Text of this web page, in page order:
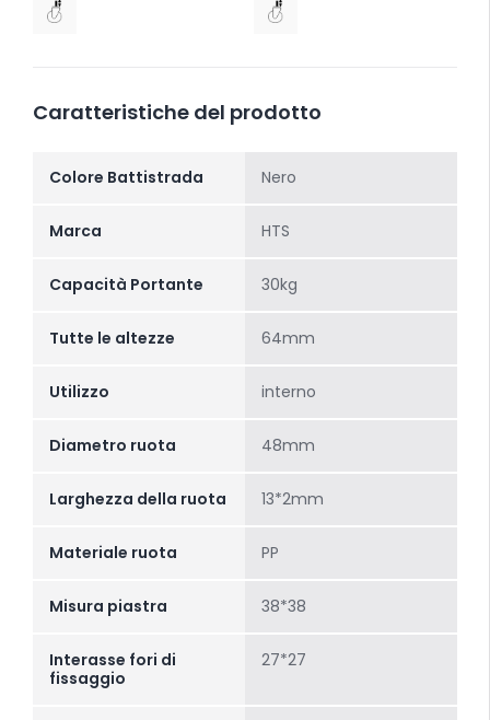
Caratteristiche del prodotto
Colore Battistrada Nero
Marca HTS
Capacità Portante 30kg
Tutte le altezze 64mm
Utilizzo interno
Diametro ruota 48mm
Larghezza della ruota 13*2mm
Materiale ruota PP
Misura piastra 38*38
Interasse fori di
fissaggio
27*27